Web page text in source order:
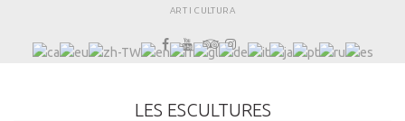
ART I CULTURA
LES ESCULTURES